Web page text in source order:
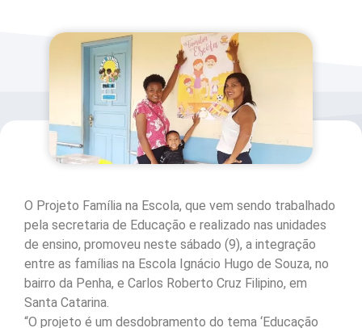
O Projeto Família na Escola, que vem sendo trabalhado
pela secretaria de Educação e realizado nas unidades
de ensino, promoveu neste sábado (9), a integração
entre as famílias na Escola Ignácio Hugo de Souza, no
bairro da Penha, e Carlos Roberto Cruz Filipino, em
Santa Catarina.
“O projeto é um desdobramento do tema ‘Educação